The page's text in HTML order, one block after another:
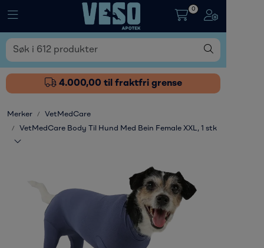
Skip to main content
Toggle navigation
0
Toggle
4.000,00 til fraktfri grense
Merker
VetMedCare
VetMedCare Body Til Hund Med Bein Female XXL, 1 stk
Fôrtilskudd
Pleieprodukter
Sårstell
Stressdempende
Nyheter
Kampanjer